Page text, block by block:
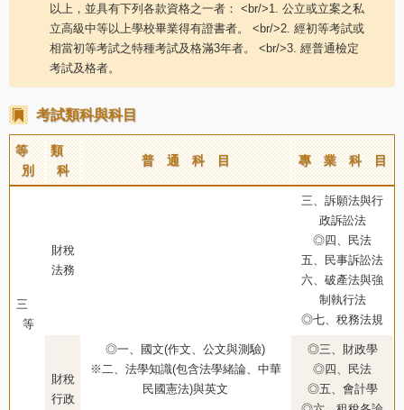
以上，並具有下列各款資格之一者： <br/>1. 公立或立案之私
立高級中等以上學校畢業得有證書者。 <br/>2. 經初等考試或
相當初等考試之特種考試及格滿3年者。 <br/>3. 經普通檢定
考試及格者。
考試類科與科目
等
別
類
科
普 通 科 目 專 業 科 目
三
等
財稅
法務
◎一、國文(作文、公文與測驗)
※二、法學知識(包含法學緒論、中華
民國憲法)與英文
三、訴願法與行
政訴訟法
◎四、民法
五、民事訴訟法
六、破產法與強
制執行法
◎七、稅務法規
財稅
行政
◎三、財政學
◎四、民法
◎五、會計學